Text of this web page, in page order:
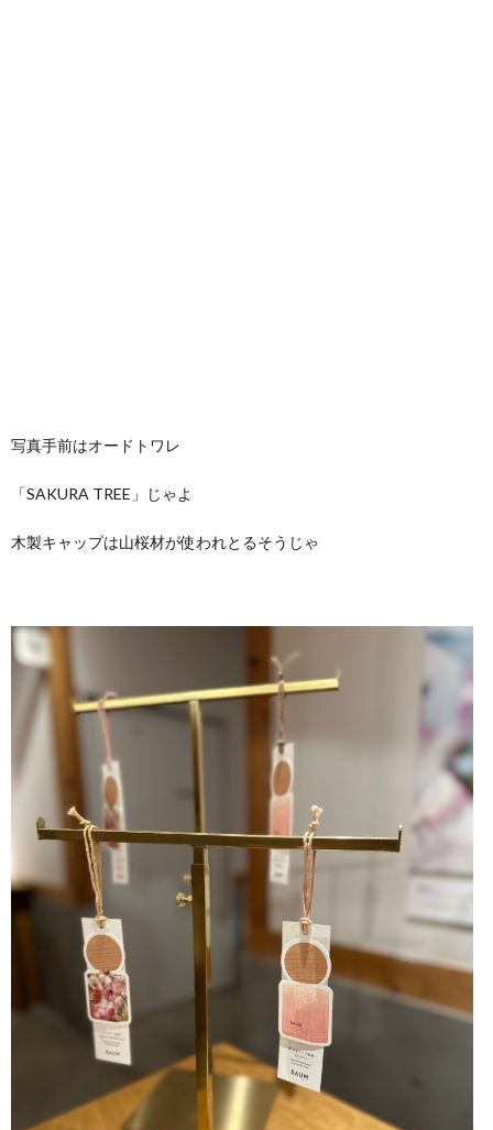
写真手前はオードトワレ
「SAKURA TREE」じゃよ
木製キャップは山桜材が使われとるそうじゃ